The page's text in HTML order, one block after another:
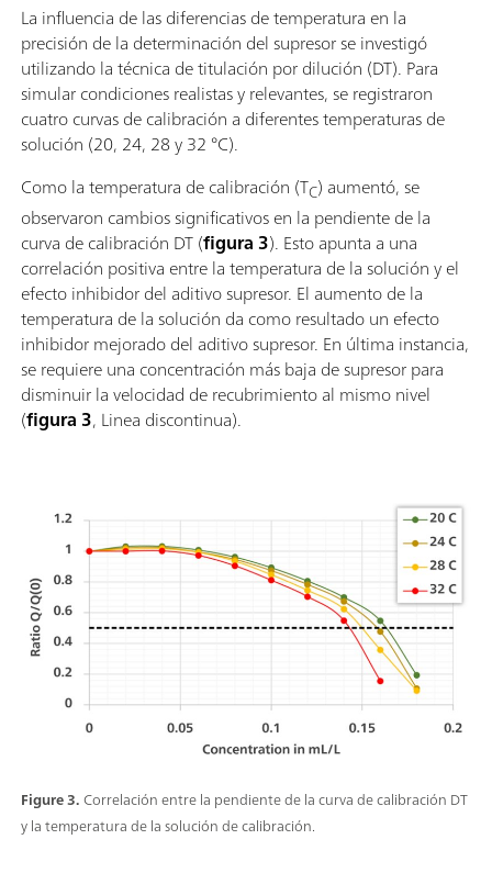
La influencia de las diferencias de temperatura en la
precisión de la determinación del supresor se investigó
utilizando la técnica de titulación por dilución (DT). Para
simular condiciones realistas y relevantes, se registraron
cuatro curvas de calibración a diferentes temperaturas de
solución (20, 24, 28 y 32 °C).
Como la temperatura de calibración (TC) aumentó, se
observaron cambios significativos en la pendiente de la
curva de calibración DT (figura 3). Esto apunta a una
correlación positiva entre la temperatura de la solución y el
efecto inhibidor del aditivo supresor. El aumento de la
temperatura de la solución da como resultado un efecto
inhibidor mejorado del aditivo supresor. En última instancia,
se requiere una concentración más baja de supresor para
disminuir la velocidad de recubrimiento al mismo nivel
(figura 3, Linea discontinua).
Figure 3.Correlación entre la pendiente de la curva de calibración DT
y la temperatura de la solución de calibración.